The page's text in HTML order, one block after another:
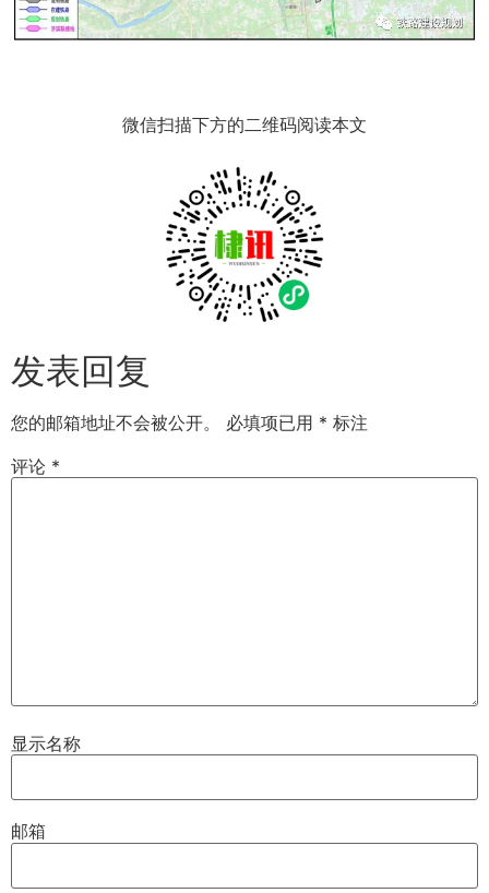
微信扫描下方的二维码阅读本文
发表回复
您的邮箱地址不会被公开。 必填项已用 * 标注
评论 *
显示名称
邮箱